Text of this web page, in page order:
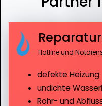
Hotline und
defekte Heizung
undichte
Rohr- und